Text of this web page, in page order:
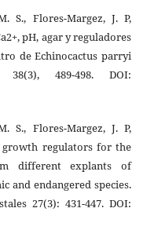
S., Flores-Margez, J. P,
pH, agar y reguladores
de Echinocactus parryi
38(3), 489-498. DOI:
S., Flores-Margez, J. P,
growth regulators for the
different explants of
and endangered species.
27(3): 431-447. DOI: